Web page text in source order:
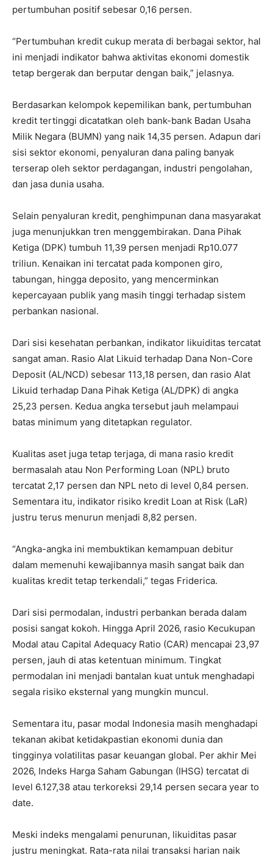
pertumbuhan positif sebesar 0,16 persen.
“Pertumbuhan kredit cukup merata di berbagai sektor, hal
ini menjadi indikator bahwa aktivitas ekonomi domestik
tetap bergerak dan berputar dengan baik,” jelasnya.
Berdasarkan kelompok kepemilikan bank, pertumbuhan
kredit tertinggi dicatatkan oleh bank-bank Badan Usaha
Milik Negara (BUMN) yang naik 14,35 persen. Adapun dari
sisi sektor ekonomi, penyaluran dana paling banyak
terserap oleh sektor perdagangan, industri pengolahan,
dan jasa dunia usaha.
Selain penyaluran kredit, penghimpunan dana masyarakat
juga menunjukkan tren menggembirakan. Dana Pihak
Ketiga (DPK) tumbuh 11,39 persen menjadi Rp10.077
triliun. Kenaikan ini tercatat pada komponen giro,
tabungan, hingga deposito, yang mencerminkan
kepercayaan publik yang masih tinggi terhadap sistem
perbankan nasional.
Dari sisi kesehatan perbankan, indikator likuiditas tercatat
sangat aman. Rasio Alat Likuid terhadap Dana Non-Core
Deposit (AL/NCD) sebesar 113,18 persen, dan rasio Alat
Likuid terhadap Dana Pihak Ketiga (AL/DPK) di angka
25,23 persen. Kedua angka tersebut jauh melampaui
batas minimum yang ditetapkan regulator.
Kualitas aset juga tetap terjaga, di mana rasio kredit
bermasalah atau Non Performing Loan (NPL) bruto
tercatat 2,17 persen dan NPL neto di level 0,84 persen.
Sementara itu, indikator risiko kredit Loan at Risk (LaR)
justru terus menurun menjadi 8,82 persen.
“Angka-angka ini membuktikan kemampuan debitur
dalam memenuhi kewajibannya masih sangat baik dan
kualitas kredit tetap terkendali,” tegas Friderica.
Dari sisi permodalan, industri perbankan berada dalam
posisi sangat kokoh. Hingga April 2026, rasio Kecukupan
Modal atau Capital Adequacy Ratio (CAR) mencapai 23,97
persen, jauh di atas ketentuan minimum. Tingkat
permodalan ini menjadi bantalan kuat untuk menghadapi
segala risiko eksternal yang mungkin muncul.
Sementara itu, pasar modal Indonesia masih menghadapi
tekanan akibat ketidakpastian ekonomi dunia dan
tingginya volatilitas pasar keuangan global. Per akhir Mei
2026, Indeks Harga Saham Gabungan (IHSG) tercatat di
level 6.127,38 atau terkoreksi 29,14 persen secara year to
date.
Meski indeks mengalami penurunan, likuiditas pasar
justru meningkat. Rata-rata nilai transaksi harian naik